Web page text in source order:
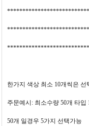
한가지 색상 최소 10개씩은 선
주문예시: 최소수량 50개 타입
50개 일경우 5가지 선택가능